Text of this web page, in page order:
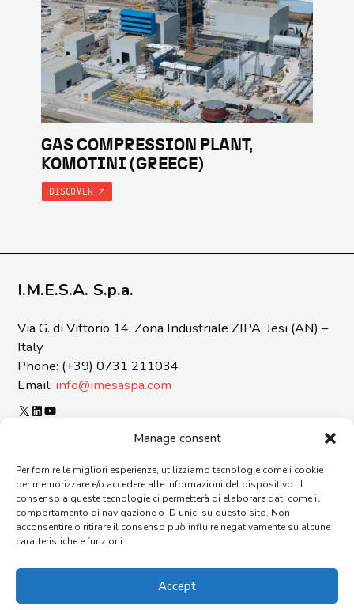
Manage consent
Per fornire le migliori esperienze, utilizziamo tecnologie come i cookie
per memorizzare e/o accedere alle informazioni del dispositivo. Il
consenso a queste tecnologie ci permetterà di elaborare dati come il
comportamento di navigazione o ID unici su questo sito. Non
acconsentire o ritirare il consenso può influire negativamente su alcune
caratteristiche e funzioni.
Accept
GAS COMPRESSION PLANT,
KOMOTINI (GREECE)
DISCOVER
I.M.E.S.A. S.p.a.
Via G. di Vittorio 14, Zona Industriale ZIPA, Jesi (AN) –
Italy
Phone: (+39) 0731 211034
Email: info@imesaspa.com
X LinkedIn YouTube
ORGANIZATIONAL MODEL 231 AND CODE OF ETICS
SUSTAINABILITY REPORT
REPORTING OF OFFENSES
GENERAL TERMS AND CONDITIONS OF SUPPLY
CONTACTS
AGENTS
ORGANIZATION